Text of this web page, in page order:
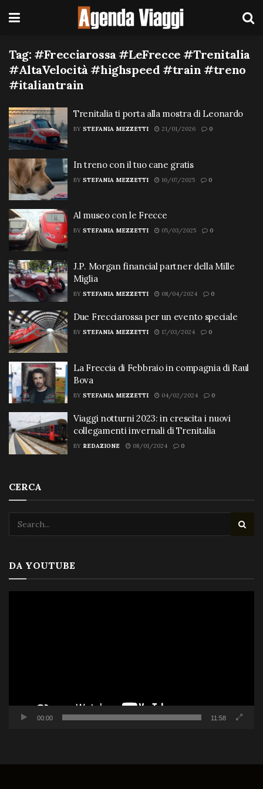
Tag: #Frecciarossa #LeFrecce #Trenitalia
#AltaVelocità #highspeed #train #treno
#italiantrain
Trenitalia ti porta alla mostra di Leonardo
BY STEFANIA MEZZETTI 21/01/2026 0
In treno con il tuo cane gratis
BY STEFANIA MEZZETTI 16/07/2025 0
Al museo con le Frecce
BY STEFANIA MEZZETTI 05/03/2025 0
J.P. Morgan financial partner della Mille
Miglia
BY STEFANIA MEZZETTI 08/04/2024 0
Due Frecciarossa per un evento speciale
BY STEFANIA MEZZETTI 17/03/2024 0
La Freccia di Febbraio in compagnia di Raul
Bova
BY STEFANIA MEZZETTI 04/02/2024 0
Viaggi notturni 2023: in crescita i nuovi
collegamenti invernali di Trenitalia
BY REDAZIONE 08/01/2024 0
CERCA
DA YOUTUBE
00:00 11:58